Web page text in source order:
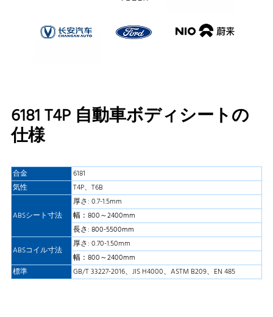
6181 T4P 自動車ボディシートの
仕様
合金
6181
気性
T4P、T6B
ABSシート寸法
厚さ: 0.7-1.5mm
幅：800～2400mm
長さ: 800-5500mm
ABSコイル寸法
厚さ: 0.70-1.50mm
幅：800～2400mm
標準
GB/T 33227-2016、JIS H4000、ASTM B209、EN 485